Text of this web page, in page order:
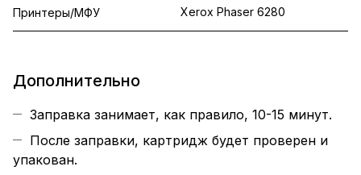
Принтеры/МФУ Xerox Phaser 6280
Дополнительно
Заправка занимает, как правило, 10-15 минут.
После заправки, картридж будет проверен и
упакован.